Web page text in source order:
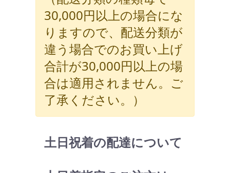
30,000円以上の場合にな
りますので、配送分類が
違う場合でのお買い上げ
合計が30,000円以上の場
合は適用されません。ご
了承ください。）
土日祝着の配達について